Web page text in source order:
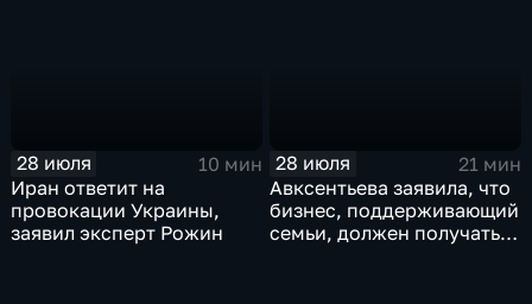
28 июля
10 мин
Иран ответит на
провокации Украины,
заявил эксперт Рожин
28 июля
21 мин
Авксентьева заявила, что
бизнес, поддерживающий
семьи, должен получать